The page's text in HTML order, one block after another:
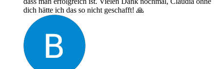
dich hätte ich das so nicht geschafft! 🙏